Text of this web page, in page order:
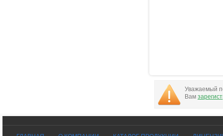
Уважаемый
Вам